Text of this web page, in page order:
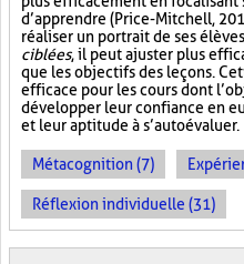
d’apprendre (Price-Mitchell,
réaliser un portrait de ses
ciblées, il peut ajuster plus
que les objectifs des leçons.
efficace pour les cours dont
développer leur confiance en
et leur aptitude à s’autoévaluer.
Métacognition (7)
Réflexion individuelle (31)